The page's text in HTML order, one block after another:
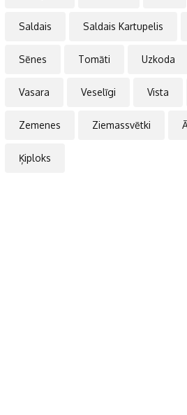
Saldais Saldais Kartupelis
Sēnes Tomāti Uzkoda
Vasara Veselīgi Vista
Zemenes Ziemassvētki
Ķiploks